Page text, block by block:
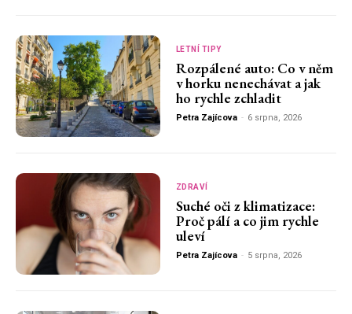
LETNÍ TIPY
Rozpálené auto: Co v něm
v horku nenechávat a jak
ho rychle zchladit
Petra Zajícova - 6 srpna, 2026
ZDRAVÍ
Suché oči z klimatizace:
Proč pálí a co jim rychle
uleví
Petra Zajícova - 5 srpna, 2026